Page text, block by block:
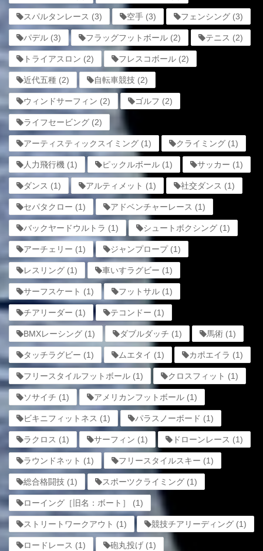
スパルタンレース (3) 空手 (3) フェンシング (3)
パデル (3) フラッグフットボール (2) テニス (2)
トライアスロン (2) フレスコボール (2)
近代五種 (2) 自転車競技 (2)
ウィンドサーフィン (2) ゴルフ (2)
ライフセービング (2)
アーティスティックスイミング (1) クライミング (1)
人力飛行機 (1) ピックルボール (1) サッカー (1)
ダンス (1) アルティメット (1) 社交ダンス (1)
セパタクロー (1) アドベンチャーレース (1)
バックヤードウルトラ (1) シュートボクシング (1)
アーチェリー (1) ジャンプロープ(1)
レスリング (1) 車いすラグビー (1)
サーフスケート (1) フットサル (1)
チアリーダー (1) テコンドー (1)
BMXレーシング (1) ダブルダッチ (1) 馬術 (1)
タッチラグビー (1) ムエタイ (1) カポエイラ (1)
フリースタイルフットボール (1) クロスフィット (1)
ソサイチ (1) アメリカンフットボール (1)
ビキニフィットネス (1) パラスノーボード (1)
ラクロス (1) サーフィン (1) ドローンレース (1)
ラウンドネット (1) フリースタイルスキー (1)
総合格闘技 (1) スポーツクライミング (1)
ローイング［旧名：ボート］ (1)
ストリートワークアウト (1) 競技チアリーディング (1)
ロードレース (1) 砲丸投げ (1)